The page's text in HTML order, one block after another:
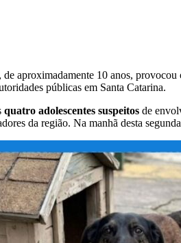
, de aproximadamente 10 anos, provocou
públicas em Santa Catarina.
quatro adolescentes suspeitos de
da região. Na manhã desta